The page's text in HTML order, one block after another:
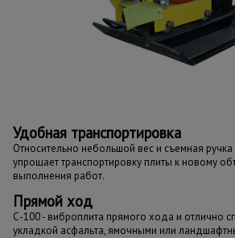
Удобная транспортировка
Относительно небольшой вес и съемная ручка
упрощает транспортировку плиты к новому
выполнения работ.
Прямой ход
С-100 - виброплита прямого хода и отлично
укладкой асфальта, ямочными или